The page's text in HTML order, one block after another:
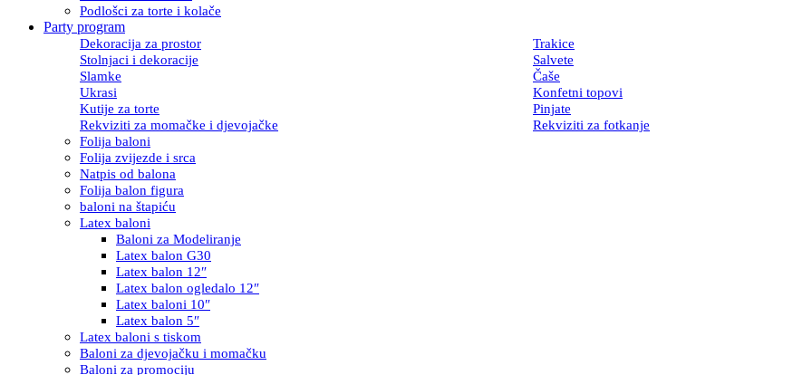
Podlošci za torte i kolače
Party program
Dekoracija za prostor
Trakice
Stolnjaci i dekoracije
Salvete
Slamke
Čaše
Ukrasi
Konfetni topovi
Kutije za torte
Pinjate
Rekviziti za momačke i djevojačke
Rekviziti za fotkanje
Folija baloni
Folija zvijezde i srca
Natpis od balona
Folija balon figura
baloni na štapiću
Latex baloni
Baloni za Modeliranje
Latex balon G30
Latex balon 12″
Latex balon ogledalo 12″
Latex baloni 10″
Latex balon 5″
Latex baloni s tiskom
Baloni za djevojačku i momačku
Baloni za promociju